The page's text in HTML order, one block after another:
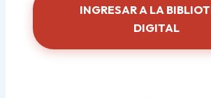
INGRESAR A LA
DIGITAL